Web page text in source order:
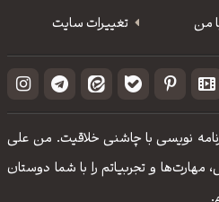
من تغییرات سایت
نویسی با چاشنی خلاقیت. من علی
و تجربیاتم را با شما دوستان